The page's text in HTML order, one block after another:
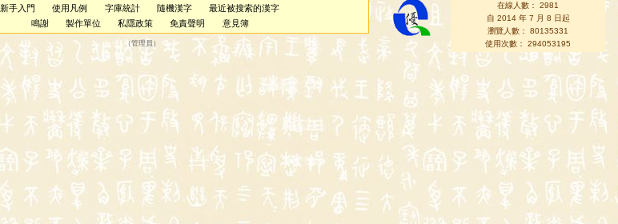
新手入門 使用凡例 字庫統計 隨機漢字
最近被搜索的漢字
鳴謝
製作單位 私隱政策 免責聲明 意見簿
（管理員 ）
在線人數： 2981
自 2014 年 7 月 8 日起
瀏覽人數： 80135331
使用次數： 294053195